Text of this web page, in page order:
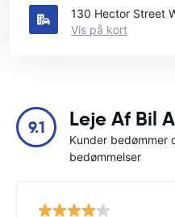
130 Hector Street
Vis på kort
9.1 Leje Af Bil
Kunder bedømmer
bedømmelser